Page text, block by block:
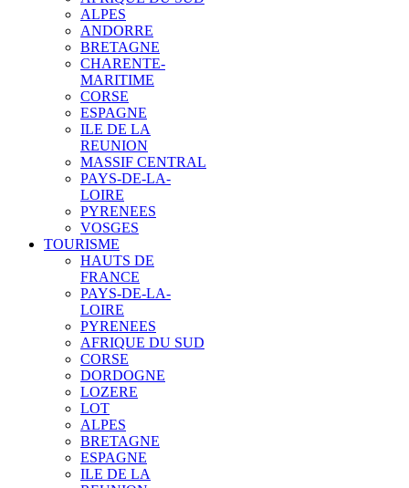
ALPES
ANDORRE
BRETAGNE
CHARENTE-
MARITIME
CORSE
ESPAGNE
ILE DE LA
REUNION
MASSIF CENTRAL
PAYS-DE-LA-
LOIRE
PYRENEES
VOSGES
TOURISME
HAUTS DE
FRANCE
PAYS-DE-LA-
LOIRE
PYRENEES
AFRIQUE DU SUD
CORSE
DORDOGNE
LOZERE
LOT
ALPES
BRETAGNE
ESPAGNE
ILE DE LA